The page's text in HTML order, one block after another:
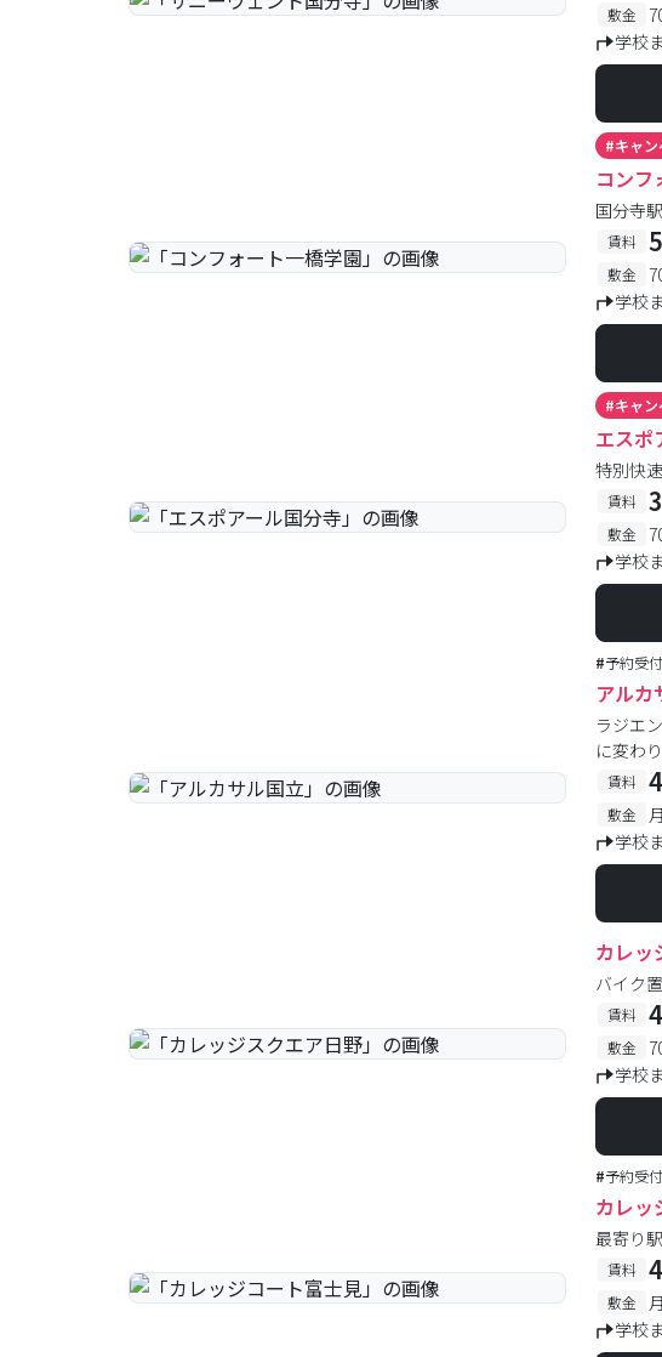
敷金
学校
#キャ
コンフ
国分寺
賃料
敷金
学校
#キャ
エスポ
特別快
賃料
敷金
学校
#予約受
アルカ
ラジエ
に変わ
賃料
敷金
学校
カレッ
バイク
賃料
敷金
学校
#予約受
カレッ
最寄り
賃料
敷金
学校